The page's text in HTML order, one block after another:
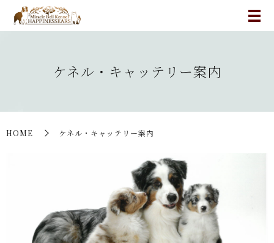
ケネル・キャッテリー案内
HOME ケネル・キャッテリー案内